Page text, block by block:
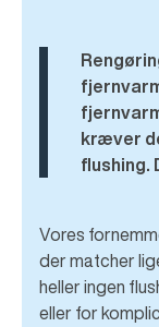
kræver
flushing.
Vores
der matcher
heller ingen
eller for